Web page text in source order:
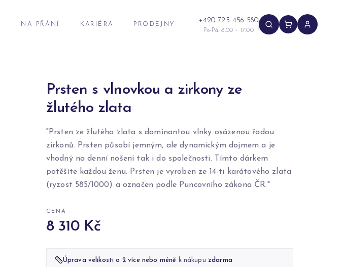
NA PŘÁNÍ KARIÉRA PRODEJNY +420 725 456 580
Po-Pá: 8:00 - 17:00
Prsten s vlnovkou a zirkony ze
žlutého zlata
"Prsten ze žlutého zlata s dominantou vlnky osázenou řadou
zirkonů. Prsten působí jemným, ale dynamickým dojmem a je
vhodný na denní nošení tak i do společnosti. Tímto dárkem
potěšíte každou ženu. Prsten je vyroben ze 14-ti karátového zlata
(ryzost 585/1000) a označen podle Puncovního zákona ČR."
CENA
8 310 Kč
Úprava velikosti o 2 více nebo méně k nákupu zdarma